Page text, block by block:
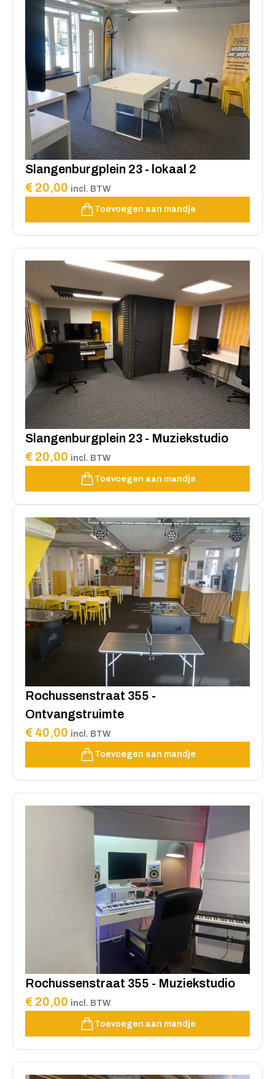
Slangenburgplein 23 - lokaal 2
€ 20,00 incl. BTW
Toevoegen aan mandje
Slangenburgplein 23 - Muziekstudio
€ 20,00 incl. BTW
Toevoegen aan mandje
Rochussenstraat 355 -
Ontvangstruimte
€ 40,00 incl. BTW
Toevoegen aan mandje
Rochussenstraat 355 - Muziekstudio
€ 20,00 incl. BTW
Toevoegen aan mandje